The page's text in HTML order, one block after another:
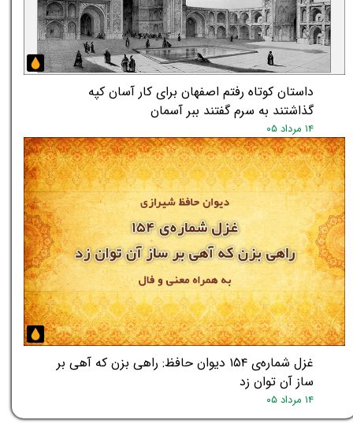
داستان کوتاه رفتم اصفهان برای کار آسان کپه
گذاشتند به سرم گفتند ببر آسمان
۱۴ مرداد ۰۵
غزل شماره‌ی ۱۵۴ دیوان حافظ: راهی بزن که آهی بر
ساز آن توان زد
۱۴ مرداد ۰۵